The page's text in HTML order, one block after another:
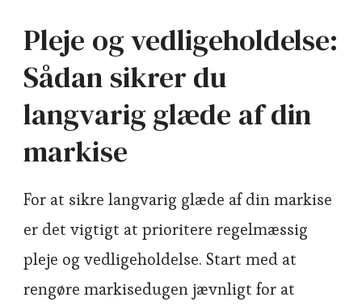
Pleje og vedligeholdelse:
Sådan sikrer du
langvarig glæde af din
markise
For at sikre langvarig glæde af din markise
er det vigtigt at prioritere regelmæssig
pleje og vedligeholdelse. Start med at
rengøre markisedugen jævnligt for at